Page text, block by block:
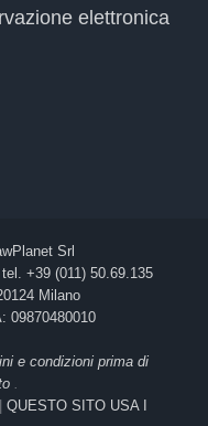
elettronica
Srl
+39 (011) 50.69.135
Milano
09870480010
e condizioni prima di
QUESTO SITO USA I